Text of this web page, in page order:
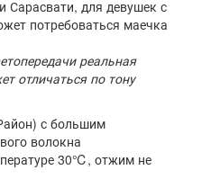
Сарасвати, для девушек с
потребоваться маечка
реальная
отличаться по тону
с большим
волокна
30℃, отжим не